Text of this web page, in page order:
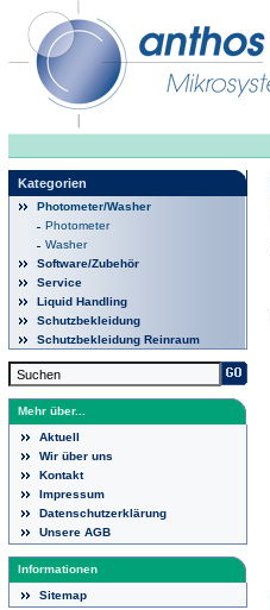
Kategorien
Photometer/Washer
Photometer
Washer
Software/Zubehör
Service
Liquid Handling
Schutzbekleidung
Schutzbekleidung Reinraum
Mehr über...
Aktuell
Wir über uns
Kontakt
Impressum
Datenschutzerklärung
Unsere AGB
Informationen
Sitemap